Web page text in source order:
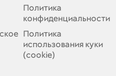
Политика
конфиденциальности
Политика
использования куки
(cookie)